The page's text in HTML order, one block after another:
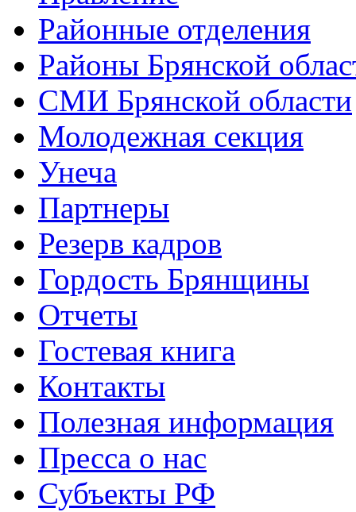
Районные отделения
Районы Брянской
СМИ Брянской области
Молодежная секция
Унеча
Партнеры
Резерв кадров
Гордость Брянщины
Отчеты
Гостевая книга
Контакты
Полезная информация
Пресса о нас
Субъекты РФ